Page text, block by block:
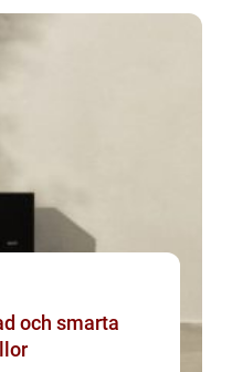
och smarta